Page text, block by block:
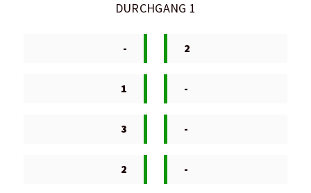
DURCHGANG 1
- 2
1 -
3 -
2 -